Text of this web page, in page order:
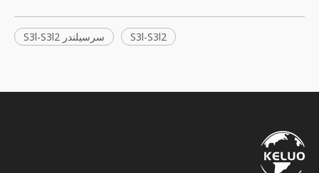
سرسیلندر S3l-S3l2 S3l-S3l2